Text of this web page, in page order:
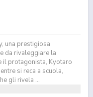
una prestigiosa
da rivaleggiare la
il protagonista, Kyotaro
si reca a scuola,
gli rivela ...